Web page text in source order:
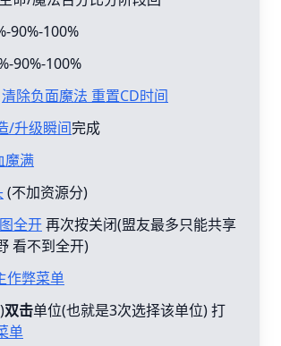
90%-100%
90%-100%
清除负面魔法 重置CD时间
/升级瞬间完成
魔满
(不加资源分)
全开再次按关闭(盟友最多只能共享
看不到全开)
作弊菜单
双击单位(也就是3次选择该单位) 打
单